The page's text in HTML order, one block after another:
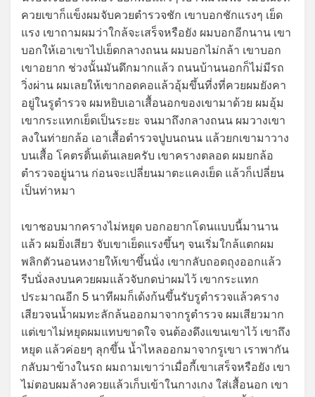
ควยเขาก็แข็งผมจับควยตำรวจชัก เขาบอกชักแรงๆ เย็ด
แรง เขาถามผมว่าใกล้จะเสร็จหรือยัง ผมบอกอีกนาน เขา
บอกให้เอาเขาไปเย็ดกลางถนน ผมบอกไม่กล้า เขาบอก
เขาอยาก ช่วงนั้นมันดึกมากแล้ว ถนนบ้านนอกก็ไม่มีรถ
วิ่งผ่าน ผมเลยให้เขากอดคอแล้วอุ้มขึ้นที่งที่ควยผมยังคา
อยู่ในรูตำรวจ ผมหยิบเอาเสื้อนอกของเขามาด้วย ผมอุ้ม
เขากระแทกเย็ดเป็นระยะ จนมาถึงกลางถนน ผมวางเขา
ลงในท่ายกล้อ เอาเสื้อตำรวจปูบนถนน แล้วยกเขามาวาง
บนเสื้อ โคตรติ้นเต้นเลยครับ เขาครางตลอด ผมยกล้อ
ตำรวจอยู่นาน ก่อนจะเปลี่ยนมาตะแคงเย็ด แล้วก็เปลี่ยน
เป็นท่าหมา
เขาชอบมากครางไม่หยุด บอกอยากโดนแบบนี้มานาน
แล้ว ผมยิ่งเสียว จับเขาเย็ดแรงขึ้นๆ จนเริ่มใกล้แตกผม
พลิกตัวนอนหงายให้เขาขึ้นนั่ง เขากลับถอดถุงออกแล้ว
รีบนั่งลงบนควยผมแล้วจับกดบ่าผมไว้ เขากระแทก
ประมาณอีก 5 นาทีผมก็เด้งก้นขึ้นรับรูตำรวจแล้วคราง
เสียวจนน้ำผมทะลักล้นออกมาจากรูตำรวจ ผมเสียวมาก
แต่เขาไม่หยุดผมแทบขาดใจ จนต้องดึงแขนเขาไว้ เขาถึง
หยุด แล้วค่อยๆ ลุกขึ้น น้ำไหลออกมาจากรูเขา เราพากัน
กลับมาข้างในรถ ผมถามเขาว่าเมื่อกี้เขาเสร็จหรือยัง เขา
ไม่ตอบผมล้างควยแล้วเก็บเข้าในกางเกง ใส่เสื้อนอก เขา